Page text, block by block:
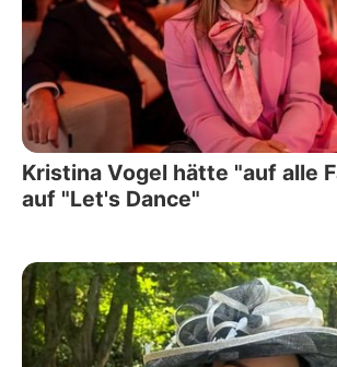
Kristina Vogel hätte "auf alle
auf "Let's Dance"